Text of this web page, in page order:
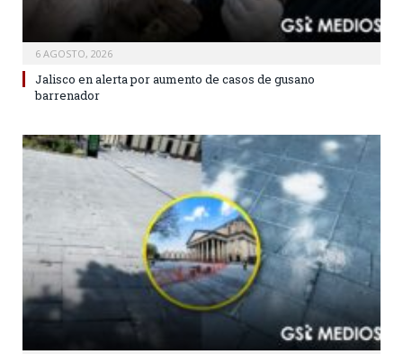
6 AGOSTO, 2026
Jalisco en alerta por aumento de casos de gusano
barrenador